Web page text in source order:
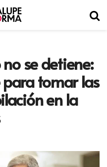
se detiene:
para tomar las
en la